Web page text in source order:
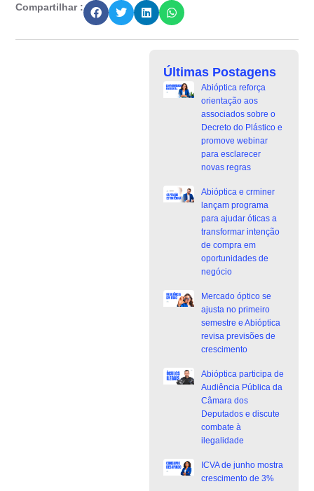
Compartilhar :
Últimas Postagens
Abióptica reforça
orientação aos
associados sobre o
Decreto do Plástico e
promove webinar
para esclarecer
novas regras
Abióptica e crminer
lançam programa
para ajudar óticas a
transformar intenção
de compra em
oportunidades de
negócio
Mercado óptico se
ajusta no primeiro
semestre e Abióptica
revisa previsões de
crescimento
Abióptica participa de
Audiência Pública da
Câmara dos
Deputados e discute
combate à
ilegalidade
ICVA de junho mostra
crescimento de 3%